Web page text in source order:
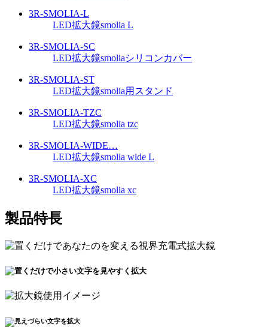
3R-SMOLIA-L
LED拡大鏡smolia L
3R-SMOLIA-SC
LED拡大鏡smoliaシリコンカバー
3R-SMOLIA-ST
LED拡大鏡smolia用スタンド
3R-SMOLIA-TZC
LED拡大鏡smolia tzc
3R-SMOLIA-WIDE…
LED拡大鏡smolia wide L
3R-SMOLIA-XC
LED拡大鏡smolia xc
製品特長